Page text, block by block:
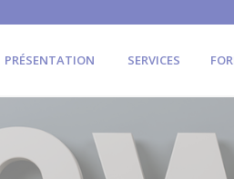
PRÉSENTATION SERVICES